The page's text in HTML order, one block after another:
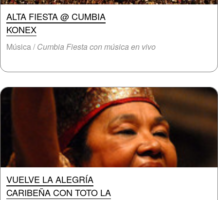
ALTA FIESTA @ CUMBIA
KONEX
Música /Cumbia Fiesta con música en vivo
VUELVE LA ALEGRÍA
CARIBEÑA CON TOTO LA